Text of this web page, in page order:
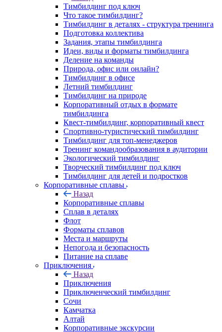
Тимбилдинг под ключ
Что такое тимбилдинг?
Тимбилдинг в деталях - структура тренинга
Подготовка коллектива
Задания, этапы тимбилдинга
Идеи, виды и форматы тимбилдинга
Деление на команды
Природа, офис или онлайн?
Тимбилдинг в офисе
Летний тимбилдинг
Тимбилдинг на природе
Корпоративный отдых в формате
тимбилдинга
Квест-тимбилдинг, корпоративный квест
Спортивно-туристический тимбилдинг
Тимбилдинг для топ-менеджеров
Тренинг командообразования в аудитории
Экологический тимбилдинг
Творческий тимбилдинг под ключ
Тимбилдинг для детей и подростков
Корпоративные сплавы
Назад
Корпоративные сплавы
Сплав в деталях
Флот
Форматы сплавов
Места и маршруты
Непогода и безопасность
Питание на сплаве
Приключения
Назад
Приключения
Приключенческий тимбилдинг
Сочи
Камчатка
Алтай
Корпоративные экскурсии